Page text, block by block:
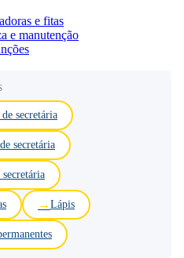
e fitas
e manutenção
secretária
secretária
Lápis